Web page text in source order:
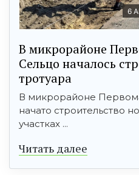
6
В микрорайоне
Сельцо началось
тротуара
В микрорайоне
начато строительство
участках ...
Читать далее